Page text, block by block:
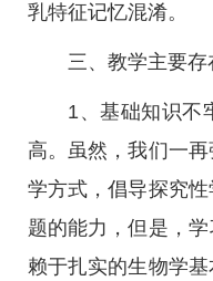
乳特征记忆混淆。
三、教学主要存
1、基础知识不
高。虽然，我们一
学方式，倡导探究
题的能力，但是，
赖于扎实的生物学